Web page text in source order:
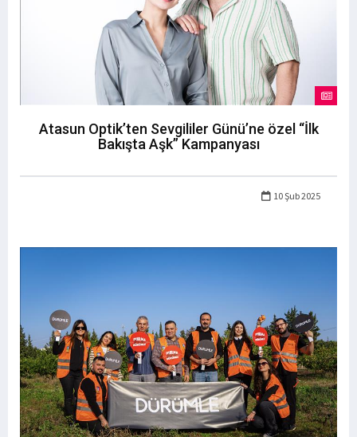
Atasun Optik’ten Sevgililer Günü’ne özel “İlk
Bakışta Aşk” Kampanyası
10 Şub 2025